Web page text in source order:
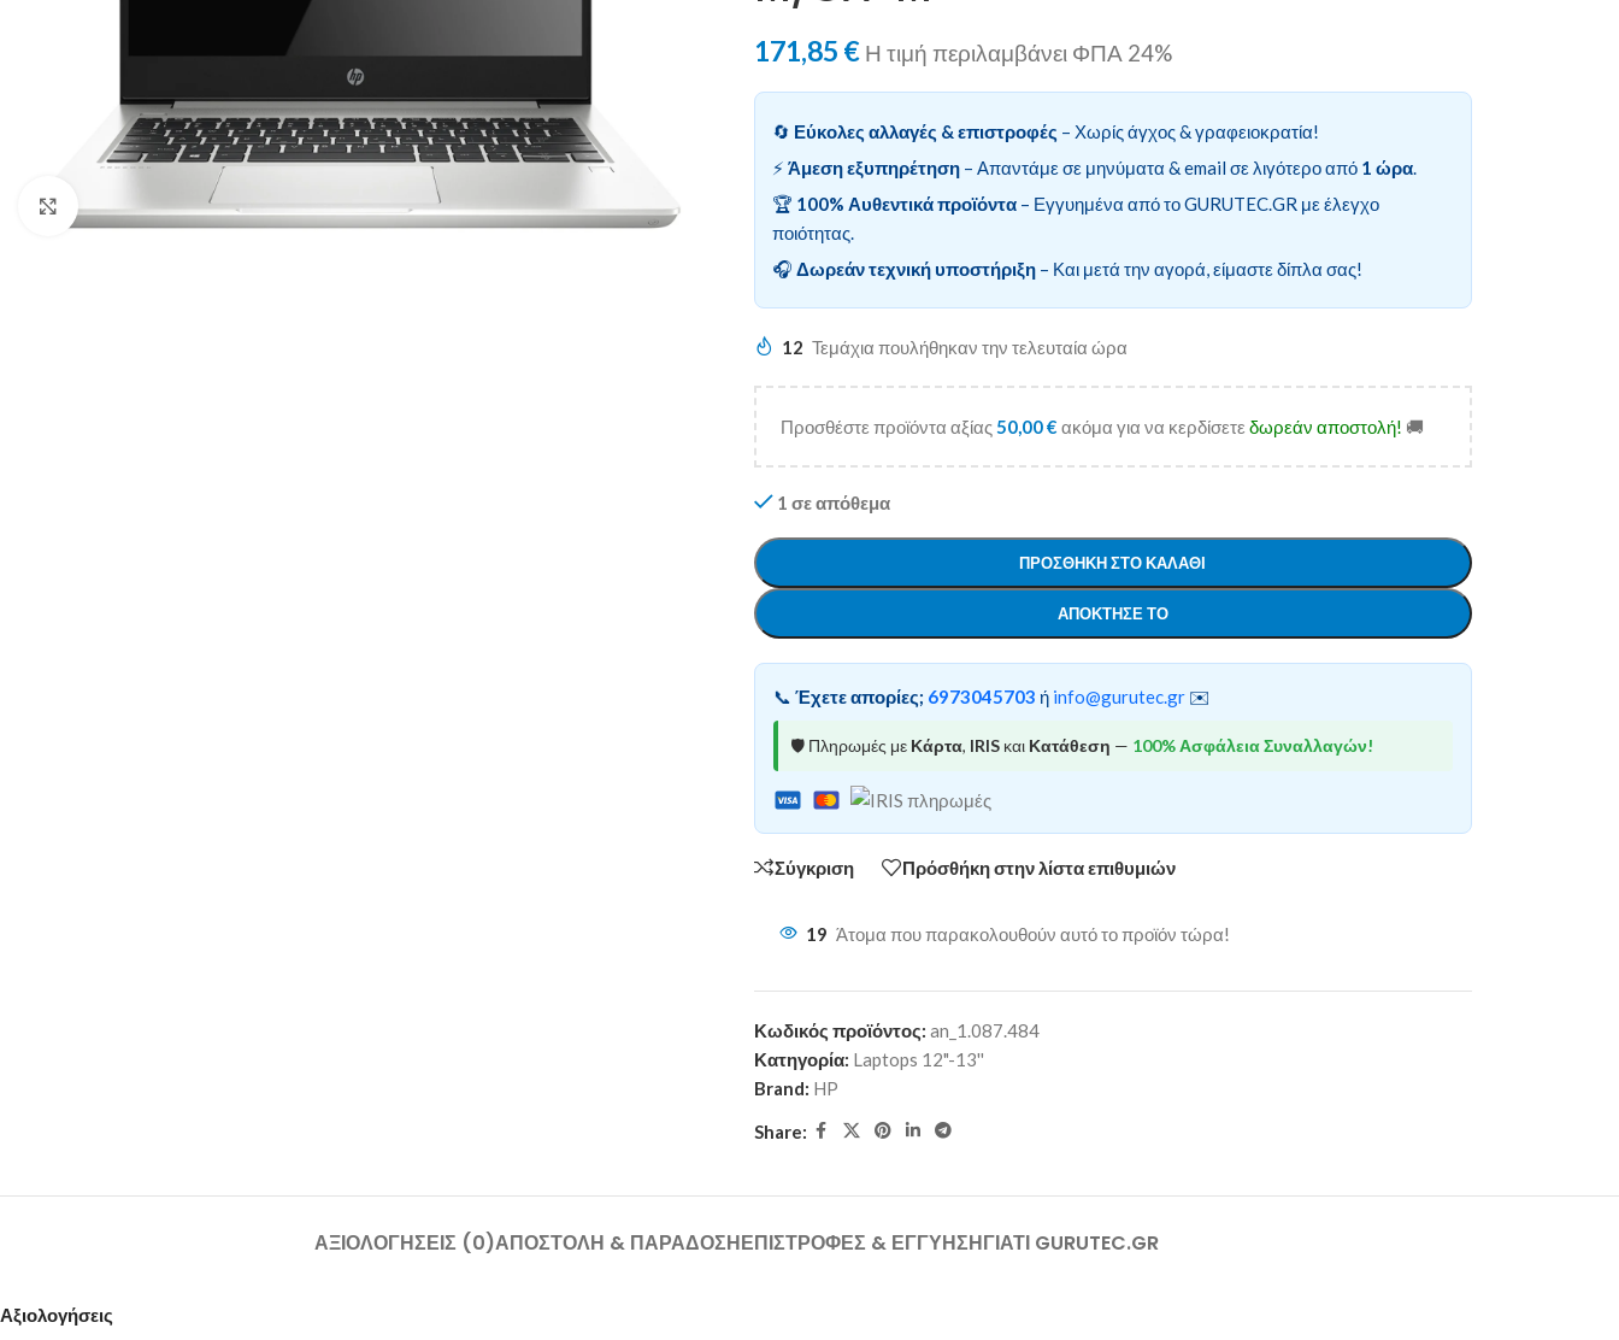
Κλικ για μεγέθυνση
171,85 € Η τιμή περιλαμβάνει ΦΠΑ 24%
🔄 Εύκολες αλλαγές & επιστροφές – Χωρίς άγχος & γραφειοκρατία!
⚡ Άμεση εξυπηρέτηση– Απαντάμε σε μηνύματα & email σε λιγότερο από 1 ώρα.
🏆 100% Αυθεντικά προϊόντα– Εγγυημένα από το GURUTEC.GR με έλεγχο
ποιότητας.
🎧 Δωρεάν τεχνική υποστήριξη– Και μετά την αγορά, είμαστε δίπλα σας!
12 Τεμάχια πουλήθηκαν την τελευταία ώρα
Προσθέστε προϊόντα αξίας50,00€ ακόμα για να κερδίσετε δωρεάν αποστολή! 🚚
1 σε απόθεμα
ΠΡΟΣΘΉΚΗ ΣΤΟ ΚΑΛΆΘΙ
ΑΠΌΚΤΗΣΕ ΤΟ
📞 Έχετε απορίες; 6973045703 ή info@gurutec.gr✉️
🛡️ Πληρωμές με Κάρτα, IRISκαι Κατάθεση — 100% Ασφάλεια Συναλλαγών!
Σύγκριση Πρόσθήκη στην λίστα επιθυμιών
19 Άτομα που παρακολουθούν αυτό το προϊόν τώρα!
Κωδικός προϊόντος: an_1.087.484
Κατηγορία: Laptops 12"-13''
Brand: HP
Share:
ΑΞΙΟΛΟΓΉΣΕΙΣ (0)ΑΠΟΣΤΟΛΉ & ΠΑΡΆΔΟΣΗΕΠΙΣΤΡΟΦΈΣ & ΕΓΓΎΗΣΗΓΙΑΤΊ GURUTEC.GR
Αξιολογήσεις